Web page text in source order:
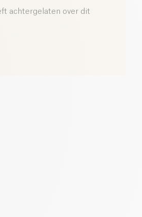
achtergelaten over dit
Your Options